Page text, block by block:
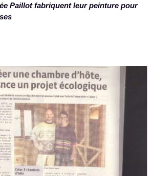
Paillot fabriquent leur peinture pour